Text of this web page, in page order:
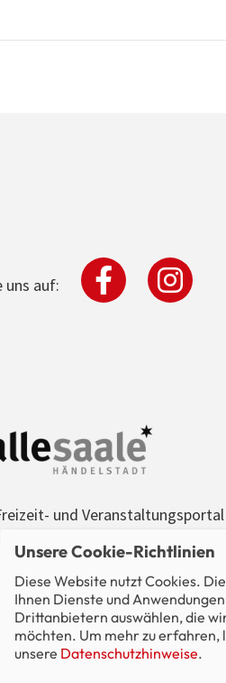
uns auf:
und
(Saale) und die Region.
im Blick.
Unsere Cookie-Richtlinien
Diese Website nutzt Cookies.
Ihnen Dienste und
Drittanbietern auswählen, die
möchten. Um mehr zu erfahren,
unsere Datenschutzhinweise.